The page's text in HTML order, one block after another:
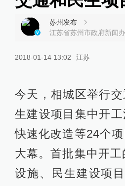
苏州发布
江苏省苏州市政府新闻
2018-01-14 13:02 江苏
今天，相城区举行
生建设项目集中开
快速化改造等24个
大幕。首批集中开
设施、民生建设项